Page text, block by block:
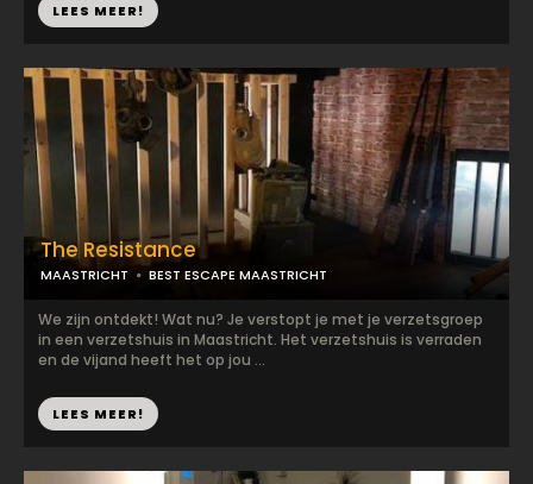
LEES MEER!
The Resistance
MAASTRICHT BEST ESCAPE MAASTRICHT
We zijn ontdekt! Wat nu? Je verstopt je met je verzetsgroep
in een verzetshuis in Maastricht. Het verzetshuis is verraden
en de vijand heeft het op jou ...
LEES MEER!